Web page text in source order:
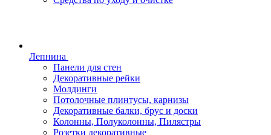
Лепнина
Панели для стен
Декоративные рейки
Молдинги
Потолочные плинтусы, карнизы
Декоративные балки, брус и доски
Колонны, Полуколонны, Пилястры
Розетки декоративные